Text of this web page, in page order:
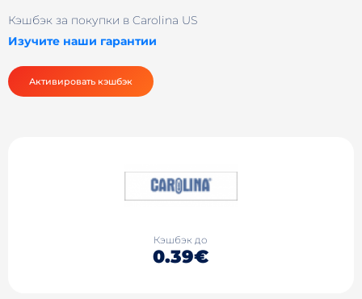
Кэшбэк за покупки в Carolina US
Изучите наши гарантии
Активировать кэшбэк
Кэшбэк до
0.39€